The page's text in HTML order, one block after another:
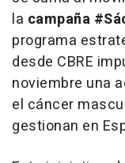
la campaña
programa
desde CBRE
noviembre una
el cáncer
gestionan en